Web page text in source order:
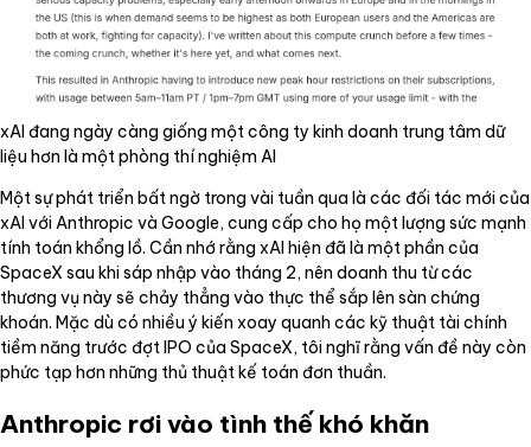
xAI đang ngày càng giống một công ty kinh doanh trung tâm dữ
liệu hơn là một phòng thí nghiệm AI
Một sự phát triển bất ngờ trong vài tuần qua là các đối tác mới của
xAI với Anthropic và Google, cung cấp cho họ một lượng sức mạnh
tính toán khổng lồ. Cần nhớ rằng xAI hiện đã là một phần của
SpaceX sau khi sáp nhập vào tháng 2, nên doanh thu từ các
thương vụ này sẽ chảy thẳng vào thực thể sắp lên sàn chứng
khoán. Mặc dù có nhiều ý kiến xoay quanh các kỹ thuật tài chính
tiềm năng trước đợt IPO của SpaceX, tôi nghĩ rằng vấn đề này còn
phức tạp hơn những thủ thuật kế toán đơn thuần.
Anthropic rơi vào tình thế khó khăn